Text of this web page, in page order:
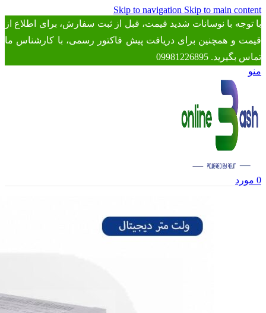
Skip to navigation Skip to main content
با توجه با نوسانات شدید قیمت، قبل از ثبت سفارش، برای اطلاع از
قیمت و همچنین برای دریافت پیش فاکتور رسمی، با کارشناس ما
تماس بگیرید. 09981226895
منو
0 مورد